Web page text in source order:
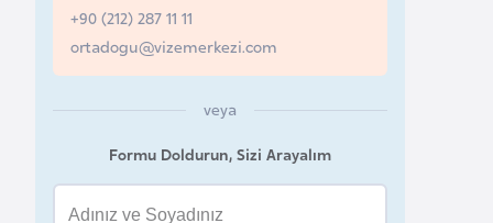
+90 (212) 287 11 11
ortadogu@vizemerkezi.com
veya
Formu Doldurun, Sizi Arayalım
b
a
y
n